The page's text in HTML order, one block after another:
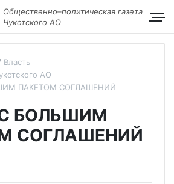
Общественно–политическая газета
Чукотского АО
Власть
АО
ПАКЕТОМ СОГЛАШЕНИЙ
БОЛЬШИМ
СОГЛАШЕНИЙ